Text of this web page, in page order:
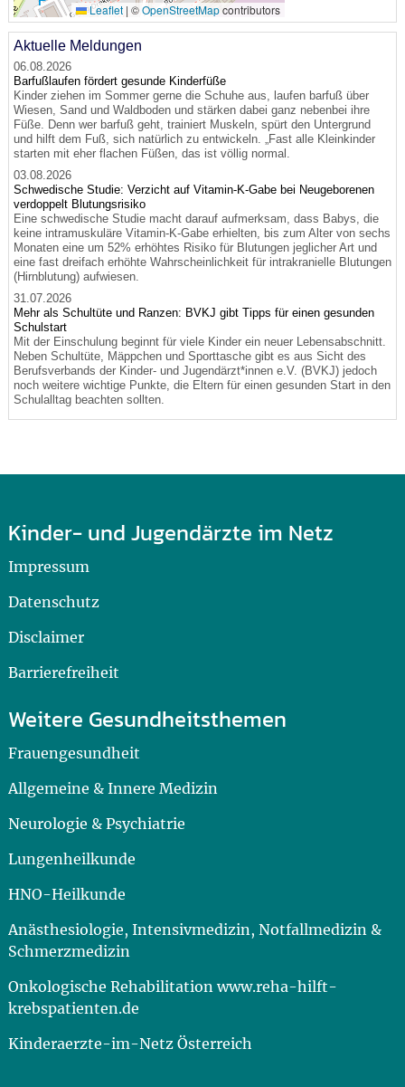
Leaflet | ©OpenStreetMapcontributors
Aktuelle Meldungen
06.08.2026
Barfußlaufen fördert gesunde Kinderfüße
Kinder ziehen im Sommer gerne die Schuhe aus, laufen barfuß über
Wiesen, Sand und Waldboden und stärken dabei ganz nebenbei ihre
Füße. Denn wer barfuß geht, trainiert Muskeln, spürt den Untergrund
und hilft dem Fuß, sich natürlich zu entwickeln. „Fast alle Kleinkinder
starten mit eher flachen Füßen, das ist völlig normal.
03.08.2026
Schwedische Studie: Verzicht auf Vitamin-K-Gabe bei Neugeborenen
verdoppelt Blutungsrisiko
Eine schwedische Studie macht darauf aufmerksam, dass Babys, die
keine intramuskuläre Vitamin-K-Gabe erhielten, bis zum Alter von sechs
Monaten eine um 52% erhöhtes Risiko für Blutungen jeglicher Art und
eine fast dreifach erhöhte Wahrscheinlichkeit für intrakranielle Blutungen
(Hirnblutung) aufwiesen.
31.07.2026
Mehr als Schultüte und Ranzen: BVKJ gibt Tipps für einen gesunden
Schulstart
Mit der Einschulung beginnt für viele Kinder ein neuer Lebensabschnitt.
Neben Schultüte, Mäppchen und Sporttasche gibt es aus Sicht des
Berufsverbands der Kinder- und Jugendärzt*innen e.V. (BVKJ) jedoch
noch weitere wichtige Punkte, die Eltern für einen gesunden Start in den
Schulalltag beachten sollten.
Kinder- und Jugendärzte im Netz
Impressum
Datenschutz
Disclaimer
Barrierefreiheit
Weitere Gesundheitsthemen
Frauengesundheit
Allgemeine & Innere Medizin
Neurologie & Psychiatrie
Lungenheilkunde
HNO-Heilkunde
Anästhesiologie, Intensivmedizin, Notfallmedizin &
Schmerzmedizin
Onkologische Rehabilitation www.reha-hilft-
krebspatienten.de
Kinderaerzte-im-Netz Österreich